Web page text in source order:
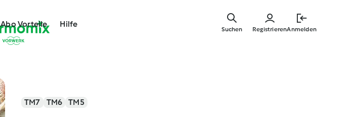
springen
Abo Vorteile Hilfe
RegistrierenAnmelden
Suchen
TM7 TM6 TM5